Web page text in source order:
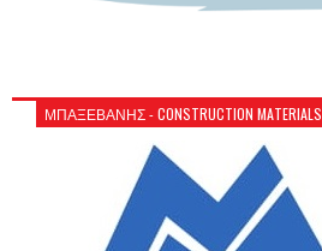
ΜΠΑΞΕΒΑΝΗΣ - CONSTRUCTION MATERIALS